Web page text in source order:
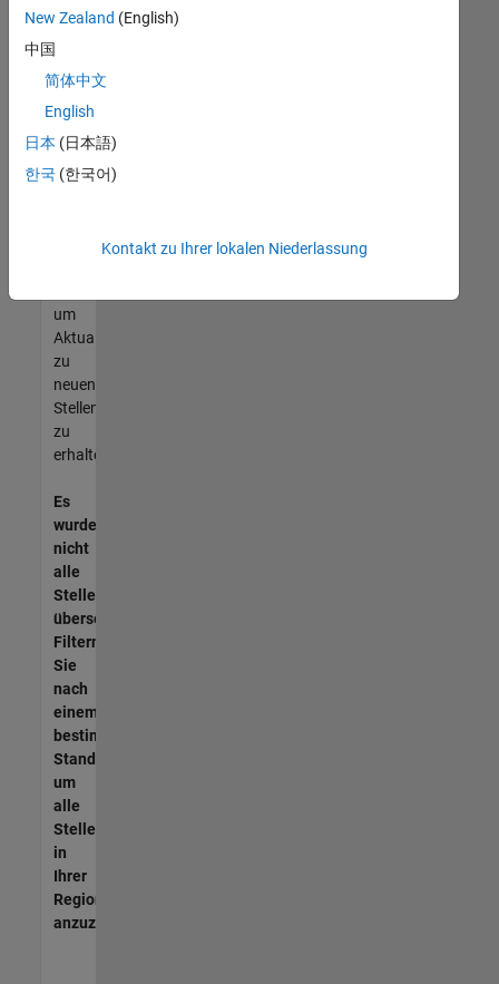
Stellen
können,
die
Ihren
entsprechen,
werden
unseres
um
Aktualisierungen
zu
neuen
Stellenangeboten
zu
erhalten.
Es
wurden
nicht
alle
Stellen
übersetzt.
Filtern
Sie
nach
einem
bestimmten
Standort,
um
alle
Stellenangebote
in
Ihrer
Region
anzuzeigen.
New Zealand (English)
中国
简体中文
English
日本 (日本語)
한국 (한국어)
Kontakt zu Ihrer lokalen Niederlassung